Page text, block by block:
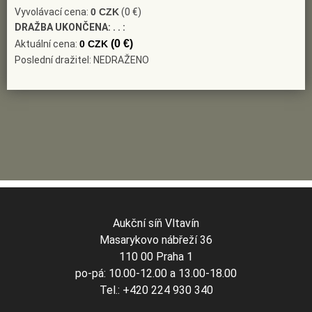
Vyvolávací cena: 0 CZK(0 €)
DRAŽBA UKONČENA: . . :
Aktuální cena: 0 CZK (0 €)
Poslední dražitel: NEDRAŽENO
Aukční síň Vltavín
Masarykovo nábřeží 36
110 00 Praha 1
po-pá: 10.00-12.00 a 13.00-18.00
Tel.: +420 224 930 340